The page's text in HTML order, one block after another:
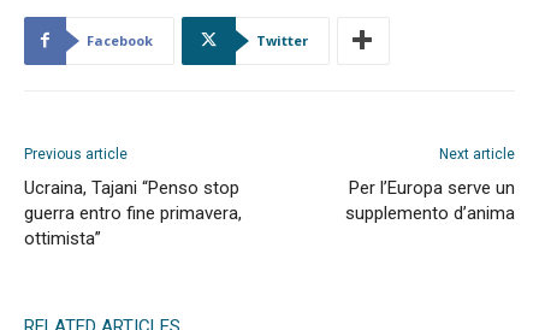
Facebook Twitter
Previous article
Ucraina, Tajani “Penso stop
guerra entro fine primavera,
ottimista”
Next article
Per l’Europa serve un
supplemento d’anima